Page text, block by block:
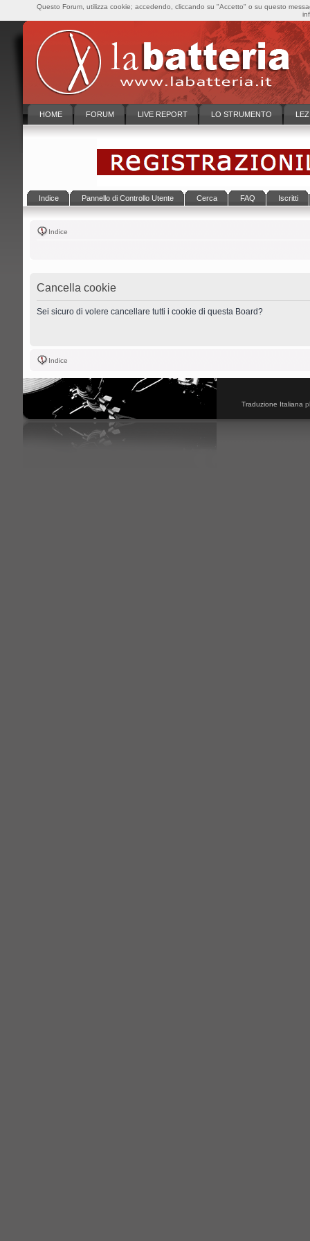
HOME FORUM LIVE REPORT LO STRUMENTO
Indice Pannello di Controllo Utente Cerca FAQ Iscritti
Indice
Cancella cookie
Sei sicuro di volere cancellare tutti i cookie di questa Board?
Indice
Traduzione Italiana
Questo Forum, utilizza cookie; accedendo, cliccando su "Accetto" o su questo